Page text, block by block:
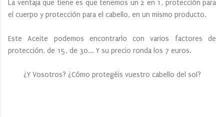
La ventaja que tiene es que tenemos un 2 en 1, protección para
el cuerpo y protección para el cabello, en un mismo producto.
Este Aceite podemos encontrarlo con varios factores de
protección, de 15, de 30... Y su precio ronda los 7 euros.
¿Y Vosotros? ¿Cómo protegéis vuestro cabello del sol?